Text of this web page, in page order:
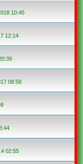
10:45
12:14
08:58
02:55